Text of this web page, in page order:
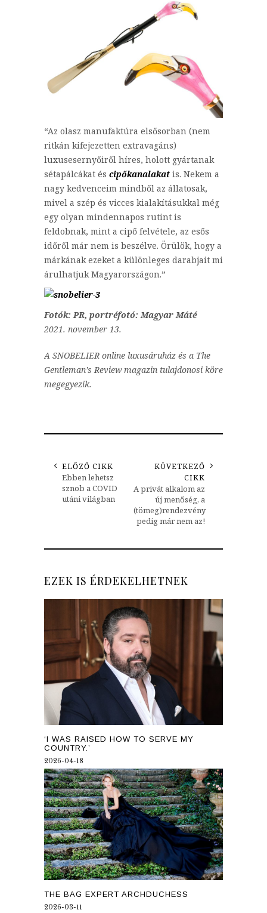
“Az olasz manufaktúra elsősorban (nem
ritkán kifejezetten extravagáns)
luxusesernyőiről híres, holott gyártanak
sétapálcákat és cipőkanalakat is. Nekem a
nagy kedvenceim mindből az állatosak,
mivel a szép és vicces kialakításukkal még
egy olyan mindennapos rutint is
feldobnak, mint a cipő felvétele, az esős
időről már nem is beszélve. Örülök, hogy a
márkának ezeket a különleges darabjait mi
árulhatjuk Magyarországon.”
Fotók: PR, portréfotó: Magyar Máté
2021. november 13.
A SNOBELIER online luxusáruház és a The
Gentleman’s Review magazin tulajdonosi köre
megegyezik.
ELŐZŐ CIKK
Ebben lehetsz
sznob a COVID
utáni világban
KÖVETKEZŐ
CIKK
A privát alkalom az
új menőség, a
(tömeg)rendezvény
pedig már nem az!
EZEK IS ÉRDEKELHETNEK
‘I WAS RAISED HOW TO SERVE MY
COUNTRY.’
2026-04-18
THE BAG EXPERT ARCHDUCHESS
2026-03-11